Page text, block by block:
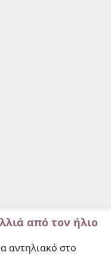
από τον ήλιο
αντηλιακό στο